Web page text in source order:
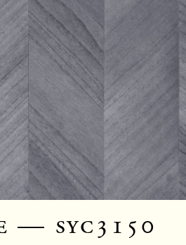
— syc3150